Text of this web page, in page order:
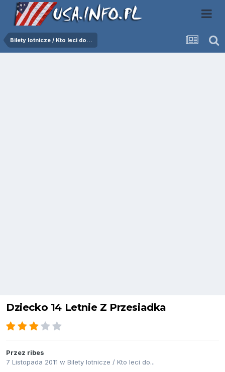
Bilety lotnicze / Kto leci do...
Dziecko 14 Letnie Z Przesiadka
Przez ribes
7 Listopada 2011 w Bilety lotnicze / Kto leci do...